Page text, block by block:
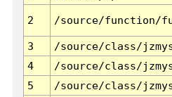
2 /source/function/
3 /source/class/
4
/source/class/
5
/source/class/